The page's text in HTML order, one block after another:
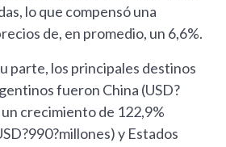
lo que compensó una
de, en promedio, un 6,6%.
parte, los principales destinos
fueron China (USD?
crecimiento de 122,9%
y Estados